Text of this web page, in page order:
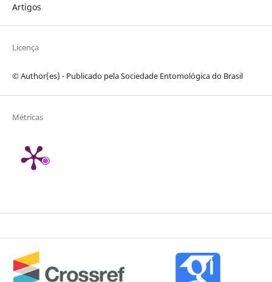
Artigos
Licença
© Author(es) - Publicado pela Sociedade Entomológica do Brasil
Métricas